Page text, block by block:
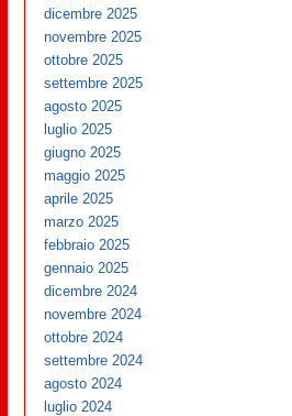
dicembre 2025
novembre 2025
ottobre 2025
settembre 2025
agosto 2025
luglio 2025
giugno 2025
maggio 2025
aprile 2025
marzo 2025
febbraio 2025
gennaio 2025
dicembre 2024
novembre 2024
ottobre 2024
settembre 2024
agosto 2024
luglio 2024